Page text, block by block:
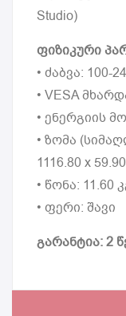
Studio)
ფიზიკური
• ძაბვა: 100-
• VESA
• ენერგიის
• ზომა
1116.80 x
• წონა: 11.60
• ფერი: შავი
გარანტია: 2